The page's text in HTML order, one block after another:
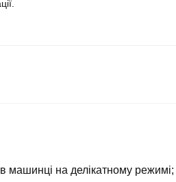
машинці на делікатному режимі;